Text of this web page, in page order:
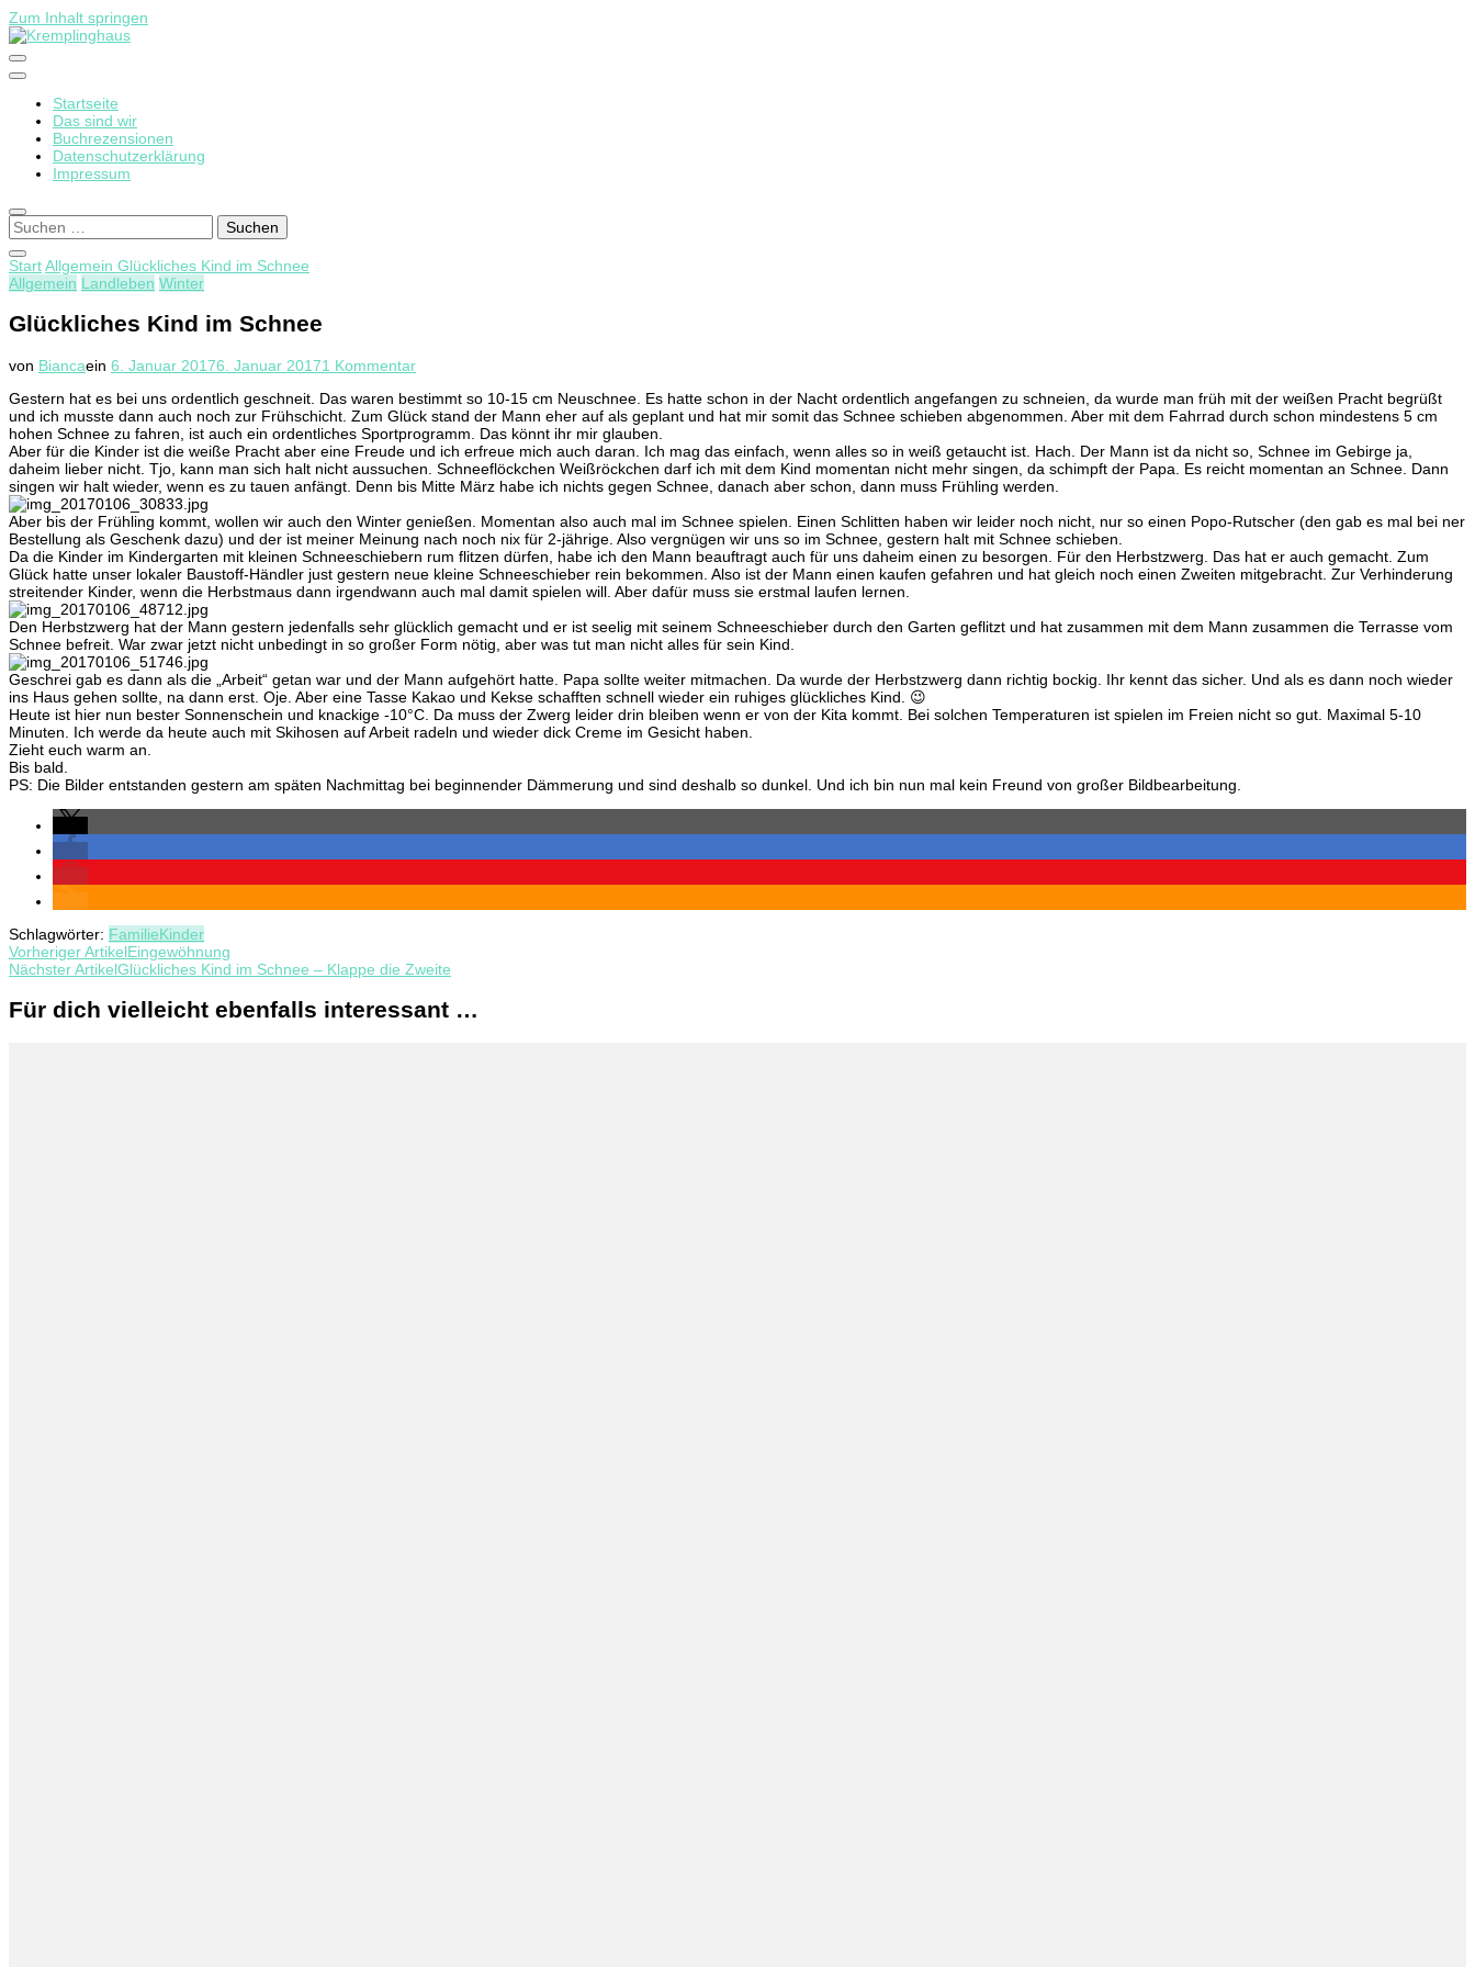
Zum Inhalt springen
Kremplinghaus
Startseite
Das sind wir
Buchrezensionen
Datenschutzerklärung
Impressum
Suchen
nach:
StartAllgemein Glückliches Kind im Schnee
Allgemein Landleben Winter
Glückliches Kind im Schnee
von Biancaein 6. Januar 20176. Januar 20171 Kommentarzu
Kind
im
Schnee
Gestern hat es bei uns ordentlich geschneit. Das waren bestimmt so 10-15 cm Neuschnee. Es hatte schon in der Nacht ordentlich angefangen zu schneien, da wurde man früh mit der weißen Pracht begrüßt
und ich musste dann auch noch zur Frühschicht. Zum Glück stand der Mann eher auf als geplant und hat mir somit das Schnee schieben abgenommen. Aber mit dem Fahrrad durch schon mindestens 5 cm
hohen Schnee zu fahren, ist auch ein ordentliches Sportprogramm. Das könnt ihr mir glauben.
Aber für die Kinder ist die weiße Pracht aber eine Freude und ich erfreue mich auch daran. Ich mag das einfach, wenn alles so in weiß getaucht ist. Hach. Der Mann ist da nicht so, Schnee im Gebirge ja,
daheim lieber nicht. Tjo, kann man sich halt nicht aussuchen. Schneeflöckchen Weißröckchen darf ich mit dem Kind momentan nicht mehr singen, da schimpft der Papa. Es reicht momentan an Schnee. Dann
singen wir halt wieder, wenn es zu tauen anfängt. Denn bis Mitte März habe ich nichts gegen Schnee, danach aber schon, dann muss Frühling werden.
Aber bis der Frühling kommt, wollen wir auch den Winter genießen. Momentan also auch mal im Schnee spielen. Einen Schlitten haben wir leider noch nicht, nur so einen Popo-Rutscher (den gab es mal bei ner
Bestellung als Geschenk dazu) und der ist meiner Meinung nach noch nix für 2-jährige. Also vergnügen wir uns so im Schnee, gestern halt mit Schnee schieben.
Da die Kinder im Kindergarten mit kleinen Schneeschiebern rum flitzen dürfen, habe ich den Mann beauftragt auch für uns daheim einen zu besorgen. Für den Herbstzwerg. Das hat er auch gemacht. Zum
Glück hatte unser lokaler Baustoff-Händler just gestern neue kleine Schneeschieber rein bekommen. Also ist der Mann einen kaufen gefahren und hat gleich noch einen Zweiten mitgebracht. Zur Verhinderung
streitender Kinder, wenn die Herbstmaus dann irgendwann auch mal damit spielen will. Aber dafür muss sie erstmal laufen lernen.
Den Herbstzwerg hat der Mann gestern jedenfalls sehr glücklich gemacht und er ist seelig mit seinem Schneeschieber durch den Garten geflitzt und hat zusammen mit dem Mann zusammen die Terrasse vom
Schnee befreit. War zwar jetzt nicht unbedingt in so großer Form nötig, aber was tut man nicht alles für sein Kind.
Geschrei gab es dann als die „Arbeit“ getan war und der Mann aufgehört hatte. Papa sollte weiter mitmachen. Da wurde der Herbstzwerg dann richtig bockig. Ihr kennt das sicher. Und als es dann noch wieder
ins Haus gehen sollte, na dann erst. Oje. Aber eine Tasse Kakao und Kekse schafften schnell wieder ein ruhiges glückliches Kind. 😉
Heute ist hier nun bester Sonnenschein und knackige -10°C. Da muss der Zwerg leider drin bleiben wenn er von der Kita kommt. Bei solchen Temperaturen ist spielen im Freien nicht so gut. Maximal 5-10
Minuten. Ich werde da heute auch mit Skihosen auf Arbeit radeln und wieder dick Creme im Gesicht haben.
Zieht euch warm an.
Bis bald.
PS: Die Bilder entstanden gestern am späten Nachmittag bei beginnender Dämmerung und sind deshalb so dunkel. Und ich bin nun mal kein Freund von großer Bildbearbeitung.
Schlagwörter: FamilieKinder
Beitragsnavigation
Vorheriger ArtikelEingewöhnung
Nächster ArtikelGlückliches Kind im Schnee – Klappe die Zweite
Für dich vielleicht ebenfalls interessant …